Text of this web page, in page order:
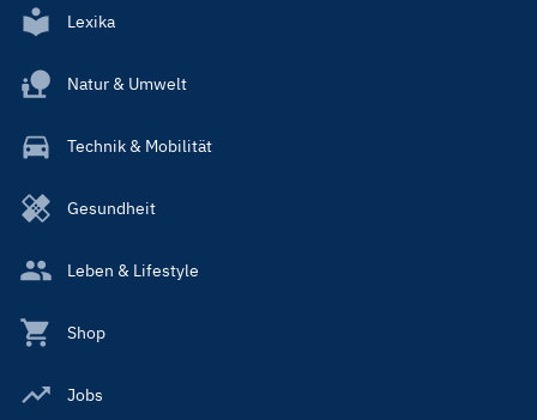
Lexika
Natur & Umwelt
Technik & Mobilität
Gesundheit
Leben & Lifestyle
Shop
Jobs